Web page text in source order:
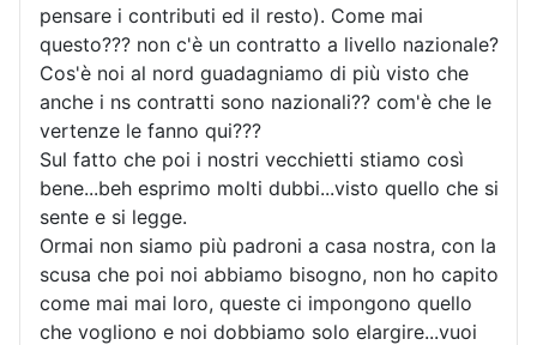
pensare i contributi ed il resto). Come mai
questo??? non c'è un contratto a livello nazionale?
Cos'è noi al nord guadagniamo di più visto che
anche i ns contratti sono nazionali?? com'è che le
vertenze le fanno qui???
Sul fatto che poi i nostri vecchietti stiamo così
bene...beh esprimo molti dubbi...visto quello che si
sente e si legge.
Ormai non siamo più padroni a casa nostra, con la
scusa che poi noi abbiamo bisogno, non ho capito
come mai mai loro, queste ci impongono quello
che vogliono e noi dobbiamo solo elargire...vuoi